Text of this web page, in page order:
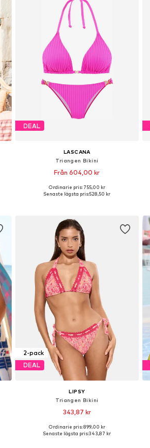
DEAL
LASCANA
Triangen Bikini
Från 604,00 kr
Ordinarie pris: 755,00 kr
Senaste lägsta pris:528,50 kr
2-pack
DEAL
LIPSY
Triangen Bikini
343,87 kr
Tillgängliga storlekar: XXXL
Ordinarie pris: 899,00 kr
Senaste lägsta pris:343,87 kr